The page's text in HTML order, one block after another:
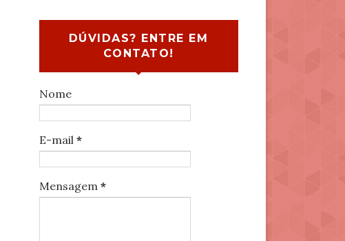
DÚVIDAS? ENTRE EM
CONTATO!
Nome
E-mail *
Mensagem *